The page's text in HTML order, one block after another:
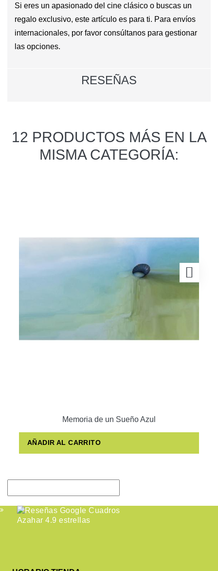
Si eres un apasionado del cine clásico o buscas un
regalo exclusivo, este artículo es para ti. Para envíos
internacionales, por favor consúltanos para gestionar
las opciones.
RESEÑAS
12 PRODUCTOS MÁS EN LA
MISMA CATEGORÍA:
Memoria de un Sueño Azul
AÑADIR AL CARRITO